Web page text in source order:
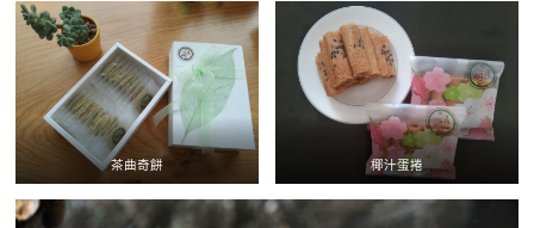
茶曲奇餅 椰汁蛋捲